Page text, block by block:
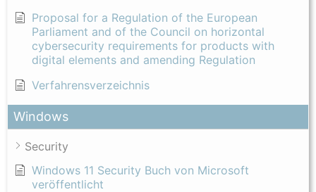
Proposal for a Regulation of the European
Parliament and of the Council on horizontal
cybersecurity requirements for products with
digital elements and amending Regulation
Verfahrensverzeichnis
Windows
Security
Windows 11 Security Buch von Microsoft
veröffentlicht